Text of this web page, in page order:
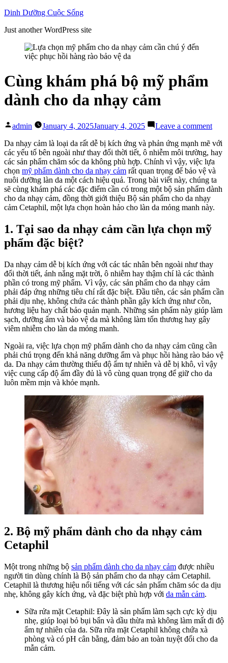
Skip
content
Dinh Dưỡng Cuộc Sống
Just another WordPress site
Cùng khám phá bộ mỹ phẩm
dành cho da nhạy cảm
Posted
admin January 4, 2025January 4, 2025 Leave a commenton
phá
bộ
mỹ
dành
da
Da nhạy cảm là loại da rất dễ bị kích ứng và phản ứng mạnh mẽ với
các yếu tố bên ngoài như thay đổi thời tiết, ô nhiễm môi trường, hay
các sản phẩm chăm sóc da không phù hợp. Chính vì vậy, việc lựa
chọn mỹ phẩm dành cho da nhạy cảm rất quan trọng để bảo vệ và
nuôi dưỡng làn da một cách hiệu quả. Trong bài viết này, chúng ta
sẽ cùng khám phá các đặc điểm cần có trong một bộ sản phẩm dành
cho da nhạy cảm, đồng thời giới thiệu Bộ sản phẩm cho da nhạy
cảm Cetaphil, một lựa chọn hoàn hảo cho làn da mỏng manh này.
1. Tại sao da nhạy cảm cần lựa chọn mỹ
phẩm đặc biệt?
Da nhạy cảm dễ bị kích ứng với các tác nhân bên ngoài như thay
đổi thời tiết, ánh nắng mặt trời, ô nhiễm hay thậm chí là các thành
phần có trong mỹ phẩm. Vì vậy, các sản phẩm cho da nhạy cảm
phải đáp ứng những tiêu chí rất đặc biệt. Đầu tiên, các sản phẩm cần
phải dịu nhẹ, không chứa các thành phần gây kích ứng như cồn,
hương liệu hay chất bảo quản mạnh. Những sản phẩm này giúp làm
sạch, dưỡng ẩm và bảo vệ da mà không làm tổn thương hay gây
viêm nhiễm cho làn da mỏng manh.
Ngoài ra, việc lựa chọn mỹ phẩm dành cho da nhạy cảm cũng cần
phải chú trọng đến khả năng dưỡng ẩm và phục hồi hàng rào bảo vệ
da. Da nhạy cảm thường thiếu độ ẩm tự nhiên và dễ bị khô, vì vậy
việc cung cấp độ ẩm đầy đủ là vô cùng quan trọng để giữ cho da
luôn mềm mịn và khỏe mạnh.
2. Bộ mỹ phẩm dành cho da nhạy cảm
Cetaphil
Một trong những bộ sản phẩm dành cho da nhạy cảm được nhiều
người tin dùng chính là Bộ sản phẩm cho da nhạy cảm Cetaphil.
Cetaphil là thương hiệu nổi tiếng với các sản phẩm chăm sóc da dịu
nhẹ, không gây kích ứng, và đặc biệt phù hợp với da mẫn cảm.
Sữa rửa mặt Cetaphil: Đây là sản phẩm làm sạch cực kỳ dịu
nhẹ, giúp loại bỏ bụi bẩn và dầu thừa mà không làm mất đi độ
ẩm tự nhiên của da. Sữa rửa mặt Cetaphil không chứa xà
phòng và có pH cân bằng, đảm bảo an toàn tuyệt đối cho da
mẫn cảm.